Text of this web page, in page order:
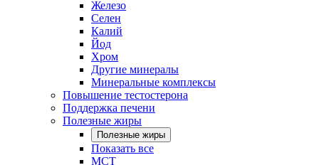
Железо
Селен
Калий
Йод
Хром
Другие минералы
Минеральные комплексы
Повышение тестостерона
Поддержка печени
Полезные жиры
Полезные жиры
Показать все
MCT